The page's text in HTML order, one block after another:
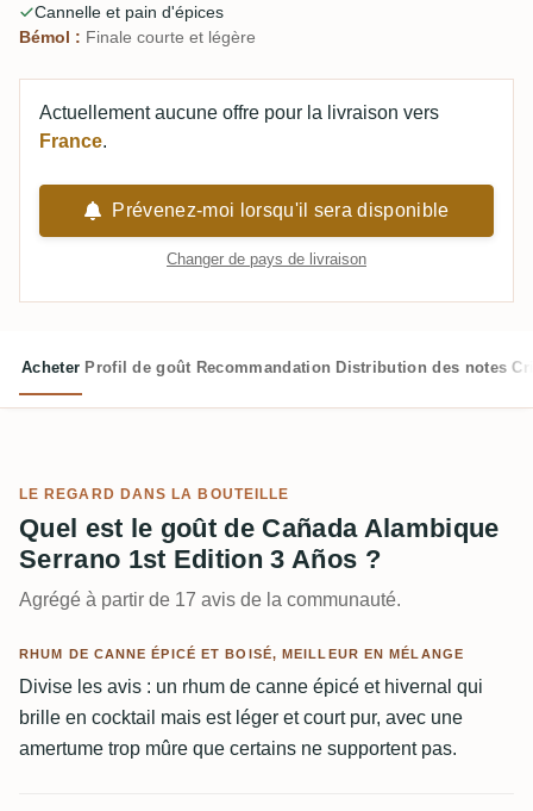
Cannelle et pain d'épices
Bémol : Finale courte et légère
Actuellement aucune offre pour la livraison vers
France.
Prévenez-moi lorsqu'il sera disponible
Changer de pays de livraison
Acheter Profil de goût Recommandation Distribution des notes
LE REGARD DANS LA BOUTEILLE
Quel est le goût de Cañada Alambique
Serrano 1st Edition 3 Años ?
Agrégé à partir de 17 avis de la communauté.
RHUM DE CANNE ÉPICÉ ET BOISÉ, MEILLEUR EN MÉLANGE
Divise les avis : un rhum de canne épicé et hivernal qui
brille en cocktail mais est léger et court pur, avec une
amertume trop mûre que certains ne supportent pas.